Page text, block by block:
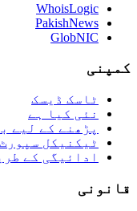
WhoisLogic
PakishNews
GlobNIC
کمپنی
ٹاسک ڈیسک
نئی کیا ہے
پڑھنے کے لیے
ٹیکنیکل سپورٹ
ادائیگی کے
قانونی